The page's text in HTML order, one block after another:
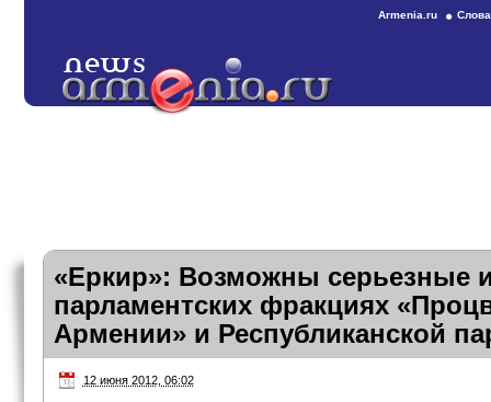
Armenia.ru
«Еркир»: Возможны серьезные
парламентских фракциях
Армении» и Республиканской
12 июня 2012, 06:02